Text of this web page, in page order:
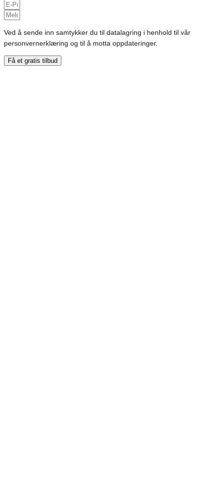
Ved å sende inn samtykker du til datalagring i henhold til vår
personvernerklæring og til å motta oppdateringer.
Få et gratis tilbud